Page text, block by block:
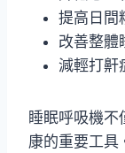
提高日間
改善整體
減輕打鼾
睡眠呼吸機不
康的重要工具